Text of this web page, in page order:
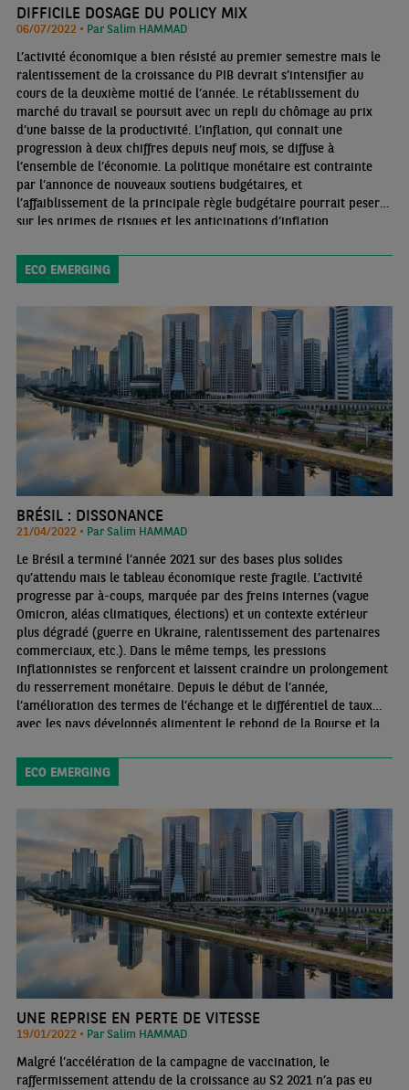
DIFFICILE DOSAGE DU POLICY MIX
06/07/2022 • Par Salim HAMMAD
L’activité économique a bien résisté au premier semestre mais le
ralentissement de la croissance du PIB devrait s’intensifier au
cours de la deuxième moitié de l’année. Le rétablissement du
marché du travail se poursuit avec un repli du chômage au prix
d’une baisse de la productivité. L’inflation, qui connait une
progression à deux chiffres depuis neuf mois, se diffuse à
l‘ensemble de l’économie. La politique monétaire est contrainte
par l’annonce de nouveaux soutiens budgétaires, et
l’affaiblissement de la principale règle budgétaire pourrait peser
sur les primes de risques et les anticipations d’inflation.
brésiliens montre des signes d’essoufflement.
ECO EMERGING
BRÉSIL : DISSONANCE
21/04/2022 • Par Salim HAMMAD
Le Brésil a terminé l’année 2021 sur des bases plus solides
qu’attendu mais le tableau économique reste fragile. L’activité
progresse par à-coups, marquée par des freins internes (vague
Omicron, aléas climatiques, élections) et un contexte extérieur
plus dégradé (guerre en Ukraine, ralentissement des partenaires
commerciaux, etc.). Dans le même temps, les pressions
inflationnistes se renforcent et laissent craindre un prolongement
du resserrement monétaire. Depuis le début de l’année,
l’amélioration des termes de l’échange et le différentiel de taux
avec les pays développés alimentent le rebond de la Bourse et la
économie réelle et appréciations des marchés financiers.
ECO EMERGING
UNE REPRISE EN PERTE DE VITESSE
19/01/2022 • Par Salim HAMMAD
Malgré l’accélération de la campagne de vaccination, le
raffermissement attendu de la croissance au S2 2021 n’a pas eu